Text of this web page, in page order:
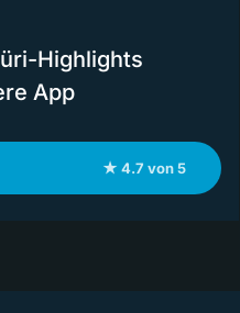
Highlights
App
★ 4.7 von 5